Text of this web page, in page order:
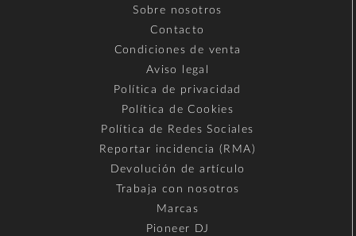
Sobre nosotros
Contacto
Condiciones de venta
Aviso legal
Política de privacidad
Política de Cookies
Política de Redes Sociales
Reportar incidencia (RMA)
Devolución de artículo
Trabaja con nosotros
Marcas
Pioneer DJ